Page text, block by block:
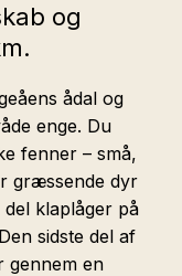
og
ådal og
enge. Du
fenner – små,
græssende dyr
klaplåger på
sidste del af
gennem en